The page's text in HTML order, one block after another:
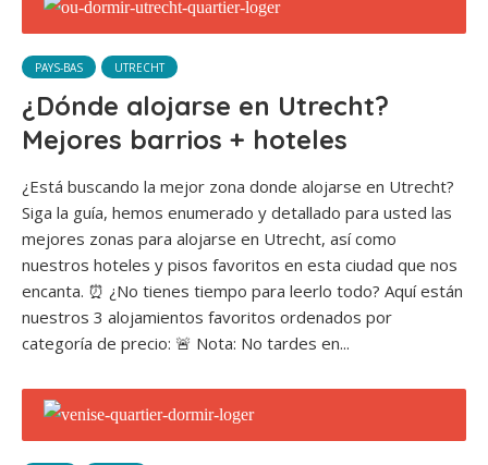
PAYS-BAS UTRECHT
¿Dónde alojarse en Utrecht?
Mejores barrios + hoteles
¿Está buscando la mejor zona donde alojarse en Utrecht?
Siga la guía, hemos enumerado y detallado para usted las
mejores zonas para alojarse en Utrecht, así como
nuestros hoteles y pisos favoritos en esta ciudad que nos
encanta. ⏰ ¿No tienes tiempo para leerlo todo? Aquí están
nuestros 3 alojamientos favoritos ordenados por
categoría de precio: 🚨 Nota: No tardes en...